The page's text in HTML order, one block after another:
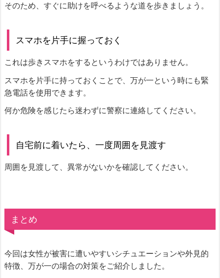
そのため、すぐに助けを呼べるような道を歩きましょう。
スマホを片手に握っておく
これは歩きスマホをするというわけではありません。
スマホを片手に持っておくことで、万が一という時にも緊
急電話を使用できます。
何か危険を感じたら迷わずに警察に連絡してください。
自宅前に着いたら、一度周囲を見渡す
周囲を見渡して、異常がないかを確認してください。
まとめ
今回は女性が被害に遭いやすいシチュエーションや外見的
特徴、万が一の場合の対策をご紹介しました。